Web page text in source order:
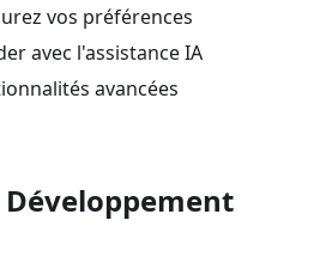
vos préférences
avec l'assistance IA
avancées